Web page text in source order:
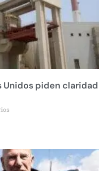
Unidos piden claridad